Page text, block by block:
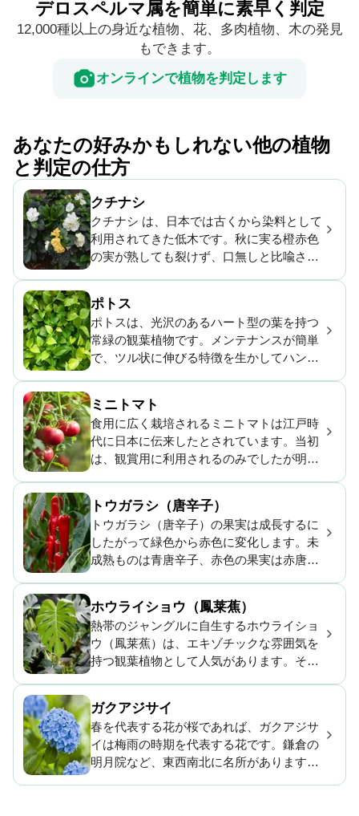
デロスペルマ属を簡単に素早く判定
12,000種以上の身近な植物、花、多肉植物、木の発見
もできます。
オンラインで植物を判定します
あなたの好みかもしれない他の植物
と判定の仕方
クチナシ
クチナシ は、日本では古くから染料として
利用されてきた低木です。秋に実る橙赤色
の実が熟しても裂けず、口無しと比喩され
かせ、幸せにまつわる花言葉もあることか
ら、結婚式やお祝いの場でよく使われま
す。
ポトス
ポトスは、光沢のあるハート型の葉を持つ
常緑の観葉植物です。メンテナンスが簡単
で、ツル状に伸びる特徴を生かしてハンギ
ミニトマト
食用に広く栽培されるミニトマトは江戸時
代に日本に伝来したとされています。当初
は、観賞用に利用されるのみでしたが明治
家庭菜園にも欠かせない植物です。
トウガラシ（唐辛子）
トウガラシ（唐辛子）の果実は成長するに
したがって緑色から赤色に変化します。未
成熟ものは青唐辛子、赤色の果実は赤唐辛
は戦国・安土桃山時代に入ってきたと言わ
れています。
ホウライショウ（鳳莱蕉）
熱帯のジャングルに自生するホウライショ
ウ（鳳莱蕉）は、エキゾチックな雰囲気を
持つ観葉植物として人気があります。その
ら魔除けに使われてきたそうです。全草が
有毒であるため注意が必要です。
ガクアジサイ
春を代表する花が桜であれば、ガクアジサ
イは梅雨の時期を代表する花です。鎌倉の
明月院など、東西南北に名所があります。